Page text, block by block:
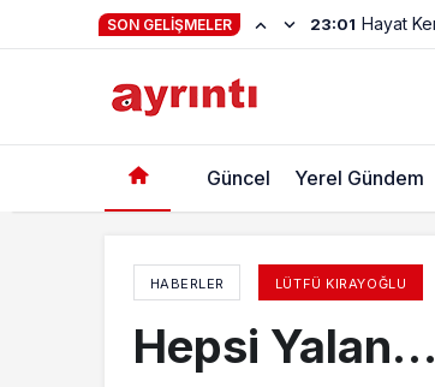
SON GELIŞMELER
Güncel Yerel Gündem
HABERLER LÜTFÜ KIRAYOĞLU
Hepsi Yalan…
42 Yıllık Utanç